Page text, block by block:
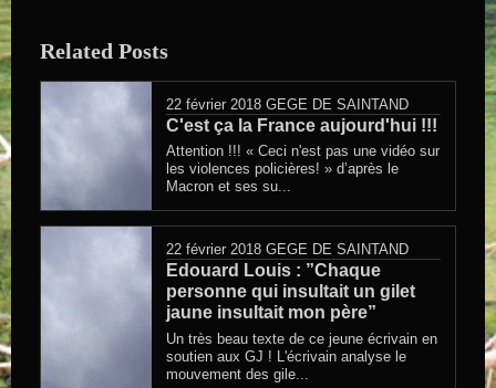
Related Posts
22 février 2018 GEGE DE SAINTAND
C'est ça la France aujourd'hui !!!
Attention !!! « Ceci n'est pas une vidéo sur
les violences policières! » d’après le
Macron et ses su...
22 février 2018 GEGE DE SAINTAND
Edouard Louis : ”Chaque
personne qui insultait un gilet
jaune insultait mon père”
Un très beau texte de ce jeune écrivain en
soutien aux GJ ! L'écrivain analyse le
mouvement des gile...